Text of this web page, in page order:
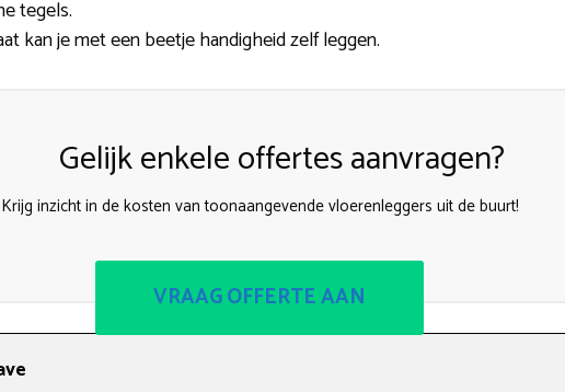
tegels.
kan je met een beetje handigheid zelf leggen.
Gelijk enkele offertes aanvragen?
Krijg inzicht in de kosten van toonaangevende vloerenleggers uit de buurt!
VRAAG OFFERTE AAN